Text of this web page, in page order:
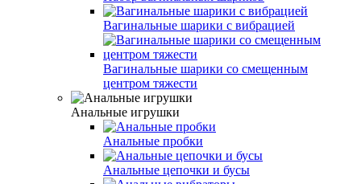
Вагинальные шарики с вибрацией
Вагинальные шарики со смещенным
центром тяжести
Анальные игрушки
Анальные пробки
Анальные цепочки и бусы